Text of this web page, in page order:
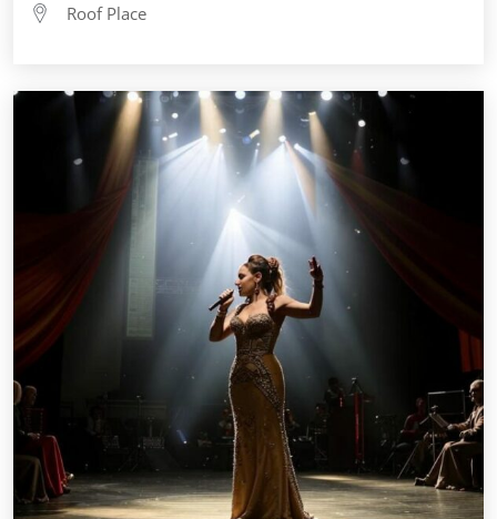
Roof Place